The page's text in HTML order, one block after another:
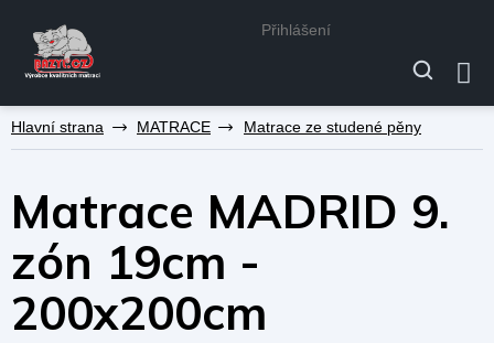
na
Přihlášení
MATRACE Matrace ze studené pěny
Matrace MADRID 9.
zón 19cm -
200x200cm